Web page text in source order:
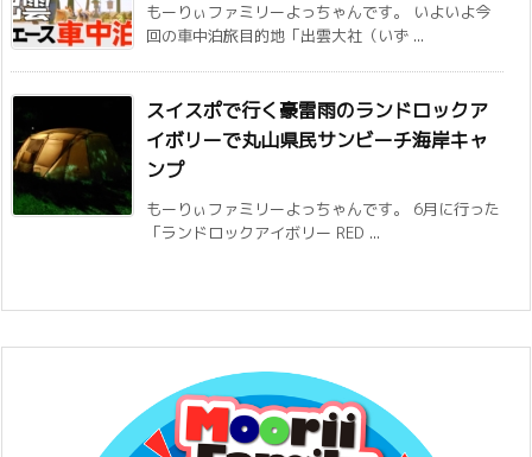
もーりぃファミリーよっちゃんです。 いよいよ今
回の車中泊旅目的地「出雲大社（いず ...
スイスポで行く豪雷雨のランドロックア
イボリーで丸山県民サンビーチ海岸キャ
ンプ
もーりぃファミリーよっちゃんです。 6月に行った
「ランドロックアイボリー RED ...